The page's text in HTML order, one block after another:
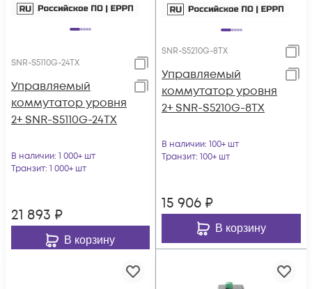
SNR-S5110G-24TX
Управляемый
коммутатор уровня
2+ SNR-S5110G-24TX
В наличии: 1 000+ шт
Транзит: 1 000+ шт
21 893 ₽
В корзину
SNR-S5210G-8TX
Управляемый
коммутатор уровня
2+ SNR-S5210G-8TX
В наличии: 100+ шт
Транзит: 100+ шт
15 906 ₽
В корзину